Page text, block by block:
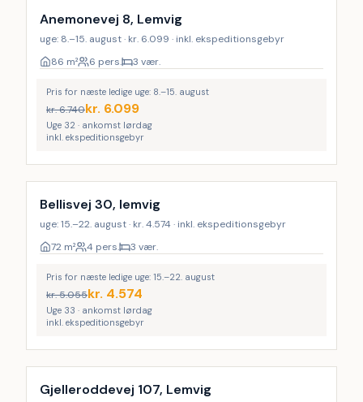
Anemonevej 8, Lemvig
uge: 8.–15. august · kr. 6.099 · inkl. ekspeditionsgebyr
86 m² 6 pers. 3 vær.
Pris for næste ledige uge: 8.–15. august
kr.6.740kr. 6.099
Uge 32 · ankomst lørdag
inkl. ekspeditionsgebyr
Bellisvej 30, lemvig
uge: 15.–22. august · kr. 4.574 · inkl. ekspeditionsgebyr
72 m² 4 pers. 3 vær.
Pris for næste ledige uge: 15.–22. august
kr.5.055kr. 4.574
Uge 33 · ankomst lørdag
inkl. ekspeditionsgebyr
Gjelleroddevej 107, Lemvig